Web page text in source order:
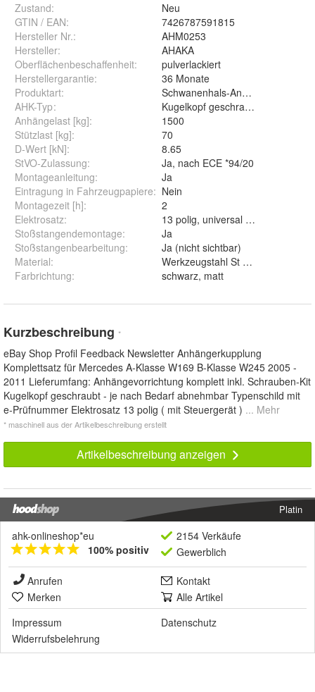
Zustand:
Neu
GTIN / EAN:
7426787591815
Hersteller Nr.:
AHM0253
Hersteller:
AHAKA
Oberflächenbeschaffenheit:
pulverlackiert
Herstellergarantie:
36 Monate
Produktart:
Schwanenhals-Anhängerkupplung
AHK-Typ:
Kugelkopf geschraubt (starr)
Anhängelast [kg]:
1500
Stützlast [kg]:
70
D-Wert [kN]:
8.65
StVO-Zulassung:
Ja, nach ECE *94/20
Montageanleitung:
Ja
Eintragung in Fahrzeugpapiere: Nein
Montagezeit [h]:
2
Elektrosatz:
13 polig, universal mit Steuergerät
Stoßstangendemontage:
Ja
Stoßstangenbearbeitung:
Ja (nicht sichtbar)
Material:
Werkzeugstahl St 52-3
Farbrichtung: schwarz, matt
Kurzbeschreibung *
eBay Shop Profil Feedback Newsletter Anhängerkupplung
Komplettsatz für Mercedes A-Klasse W169 B-Klasse W245 2005 -
2011 Lieferumfang: Anhängevorrichtung komplett inkl. Schrauben-Kit
Kugelkopf geschraubt - je nach Bedarf abnehmbar Typenschild mit
e-Prüfnummer Elektrosatz 13 polig ( mit Steuergerät ) ... Mehr
* maschinell aus der Artikelbeschreibung erstellt
Artikelbeschreibung anzeigen
Platin
ahk-onlineshop*eu
100% positiv
2154 Verkäufe
Gewerblich
Anrufen
Kontakt
Merken
Alle Artikel
Impressum
Datenschutz
Widerrufsbelehrung